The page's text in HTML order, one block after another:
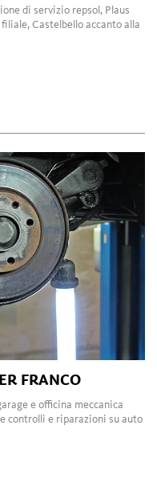
di servizio repsol, Plaus
Castelbello accanto alla
FRANCO
e officina meccanica
controlli e riparazioni su auto